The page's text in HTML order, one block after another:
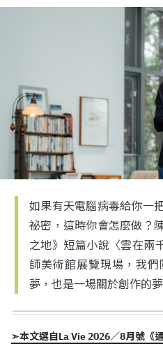
如果有天電腦病毒給你一
祕密，這時你會怎麼做？
之地》短篇小說〈雲在兩
師美術館展覽現場，我
夢，也是一場關於創作的夢
➣本文選自La Vie 2026／8月號《